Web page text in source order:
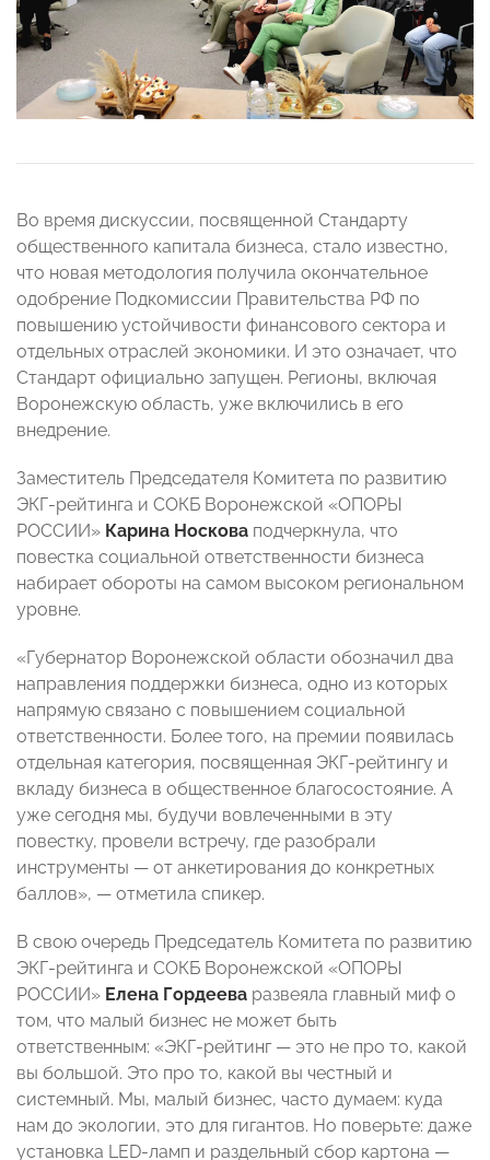
Во время дискуссии, посвященной Стандарту
общественного капитала бизнеса, стало известно,
что новая методология получила окончательное
одобрение Подкомиссии Правительства РФ по
повышению устойчивости финансового сектора и
отдельных отраслей экономики. И это означает, что
Стандарт официально запущен. Регионы, включая
Воронежскую область, уже включились в его
внедрение.
Заместитель Председателя Комитета по развитию
ЭКГ-рейтинга и СОКБ Воронежской «ОПОРЫ
РОССИИ» Карина Носкова подчеркнула, что
повестка социальной ответственности бизнеса
набирает обороты на самом высоком региональном
уровне.
«Губернатор Воронежской области обозначил два
направления поддержки бизнеса, одно из которых
напрямую связано с повышением социальной
ответственности. Более того, на премии появилась
отдельная категория, посвященная ЭКГ-рейтингу и
вкладу бизнеса в общественное благосостояние. А
уже сегодня мы, будучи вовлеченными в эту
повестку, провели встречу, где разобрали
инструменты — от анкетирования до конкретных
баллов», — отметила спикер.
В свою очередь Председатель Комитета по развитию
ЭКГ-рейтинга и СОКБ Воронежской «ОПОРЫ
РОССИИ» Елена Гордеева развеяла главный миф о
том, что малый бизнес не может быть
ответственным: «ЭКГ-рейтинг — это не про то, какой
вы большой. Это про то, какой вы честный и
системный. Мы, малый бизнес, часто думаем: куда
нам до экологии, это для гигантов. Но поверьте: даже
установка LED-ламп и раздельный сбор картона —